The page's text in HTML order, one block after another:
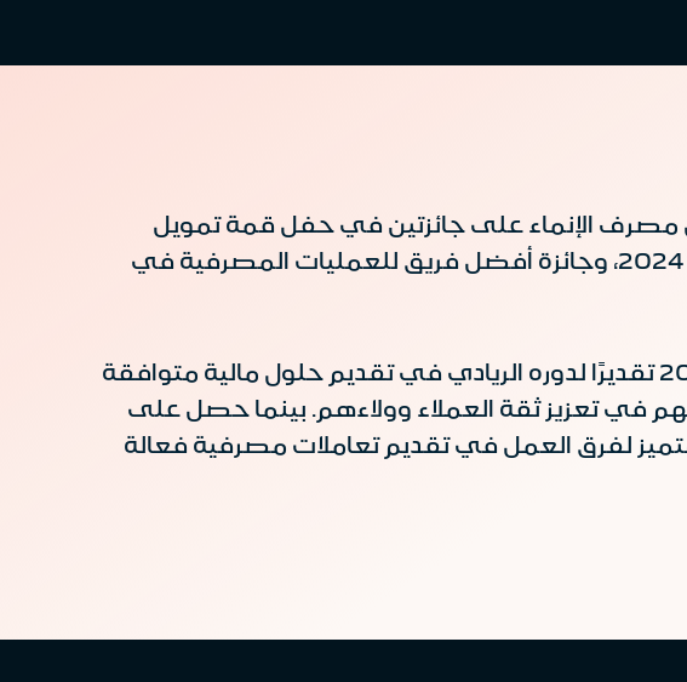
مصرف الإنماء على جائزتين في حفل قمة تمويل
التجارة السعودي 2024، جائزة أفضل بنك للتمويل الإسلامي في المملكة لعام 2024، وجائزة أفضل فريق للعمليات المصرفية في
حصل المصرف على جائزة أفضل بنك للتمويل الإسلامي في المملكة لعام 2024 تقديرًا لدوره الريادي في تقديم حلول مالية متوافقة
في تعزيز ثقة العملاء وولاءهم. بينما حصل على
في المملكة لعام 2024 نتيجة لأداءه المتميز لفرق العمل في تقديم تعاملات مصرفية فعالة